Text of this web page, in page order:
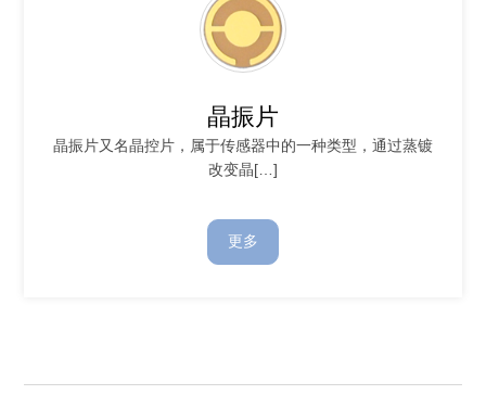
晶振片
晶振片又名晶控片，属于传感器中的一种类型，通过蒸镀
改变晶[…]
更多